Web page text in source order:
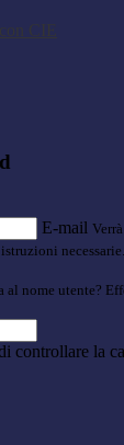
CIE
E-mail
necessarie.
al nome utente?
controllare la